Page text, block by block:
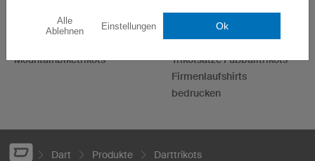
Eishockeytrikots
Mountainbiketrikots
Handballtrikots selbst
gestalten
Trikotsätze Fußballtrikots
Firmenlaufshirts
bedrucken
Dart Produkte Darttrikots
Alle
Ablehnen
Einstellungen Ok